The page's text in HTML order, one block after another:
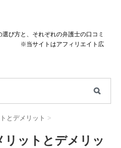
び方と、それぞれの弁護士の口コミ
※当サイトはアフィリエイト広
とデメリット >
リットとデメリッ